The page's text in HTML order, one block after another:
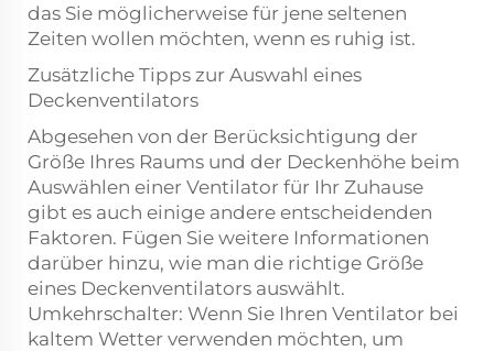
das Sie möglicherweise für jene seltenen
Zeiten wollen möchten, wenn es ruhig ist.
Zusätzliche Tipps zur Auswahl eines
Deckenventilators
Abgesehen von der Berücksichtigung der
Größe Ihres Raums und der Deckenhöhe beim
Auswählen einer Ventilator für Ihr Zuhause
gibt es auch einige andere entscheidenden
Faktoren. Fügen Sie weitere Informationen
darüber hinzu, wie man die richtige Größe
eines Deckenventilators auswählt.
Umkehrschalter: Wenn Sie Ihren Ventilator bei
kaltem Wetter verwenden möchten, um